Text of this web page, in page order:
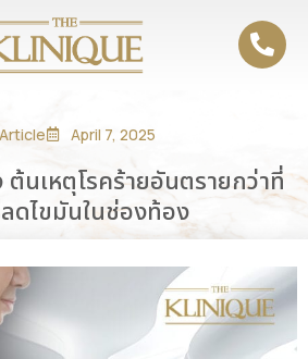
Article April 7, 2025
นเหตุโรคร้ายอันตรายกว่าที่
ดไขมันในช่องท้อง